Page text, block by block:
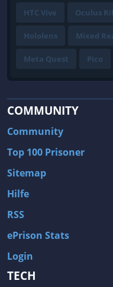
HTC Vive Oculus
Hololens Mixed
Meta Quest Pico
COMMUNITY
Community
Top 100 Prisoner
Sitemap
Hilfe
RSS
ePrison Stats
Login
TECH